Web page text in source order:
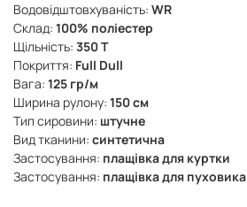
Водовідштовхуваність: WR
Склад: 100% поліестер
Щільність: 350 Т
Покриття: Full Dull
Вага: 125 гр/м
Ширина рулону: 150 см
Тип сировини: штучне
Вид тканини: синтетична
Застосування: плащівка для куртки
Застосування: плащівка для пуховика